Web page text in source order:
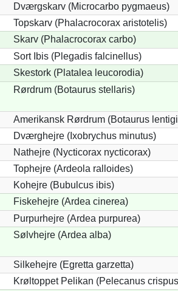
Dværgskarv (Microcarbo pygmaeus)
Topskarv (Phalacrocorax aristotelis)
Skarv (Phalacrocorax carbo)
Sort Ibis (Plegadis falcinellus)
Skestork (Platalea leucorodia)
Rørdrum (Botaurus stellaris)
Amerikansk Rørdrum (Botaurus
Dværghejre (Ixobrychus minutus)
Nathejre (Nycticorax nycticorax)
Tophejre (Ardeola ralloides)
Kohejre (Bubulcus ibis)
Fiskehejre (Ardea cinerea)
Purpurhejre (Ardea purpurea)
Sølvhejre (Ardea alba)
Silkehejre (Egretta garzetta)
Krøltoppet Pelikan (Pelecanus